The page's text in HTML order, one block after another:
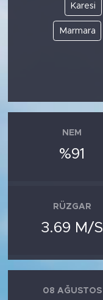
Karesi
Marmara
NEM
%91
RÜZGAR
3.69 M/S
08 AĞUSTOS